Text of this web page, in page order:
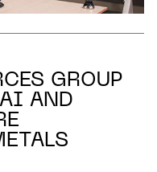
GROUP
AND